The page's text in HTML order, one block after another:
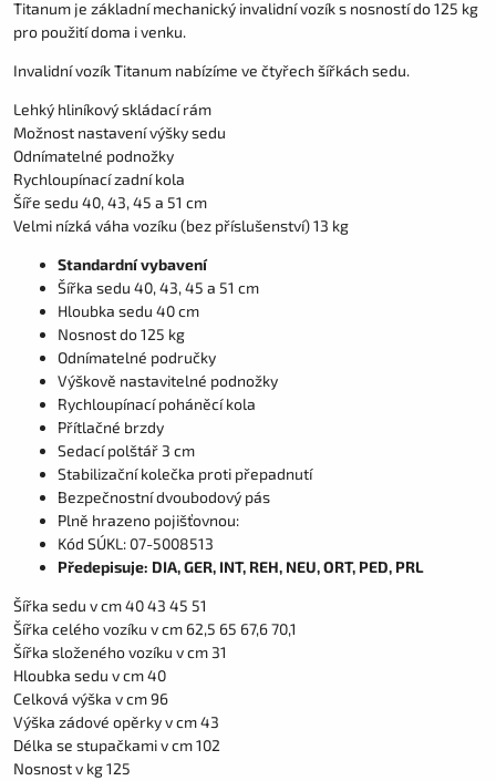
Titanum je základní mechanický invalidní vozík s nosností do 125 kg
pro použití doma i venku.
Invalidní vozík Titanum nabízíme ve čtyřech šířkách sedu.
Lehký hliníkový skládací rám
Možnost nastavení výšky sedu
Odnímatelné podnožky
Rychloupínací zadní kola
Šíře sedu 40, 43, 45 a 51 cm
Velmi nízká váha vozíku (bez příslušenství) 13 kg
Standardní vybavení
Šířka sedu 40, 43, 45 a 51 cm
Hloubka sedu 40 cm
Nosnost do 125 kg
Odnímatelné područky
Výškově nastavitelné podnožky
Rychloupínací poháněcí kola
Přítlačné brzdy
Sedací polštář 3 cm
Stabilizační kolečka proti přepadnutí
Bezpečnostní dvoubodový pás
Plně hrazeno pojišťovnou:
Kód SÚKL: 07-5008513
Předepisuje: DIA, GER, INT, REH, NEU, ORT, PED, PRL
Šířka sedu v cm 40 43 45 51
Šířka celého vozíku v cm 62,5 65 67,6 70,1
Šířka složeného vozíku v cm 31
Hloubka sedu v cm 40
Celková výška v cm 96
Výška zádové opěrky v cm 43
Délka se stupačkami v cm 102
Nosnost v kg 125